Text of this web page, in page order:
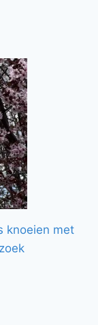
knoeien met